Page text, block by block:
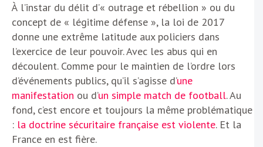
À l’instar du délit d’« outrage et rébellion » ou du
concept de « légitime défense », la loi de 2017
donne une extrême latitude aux policiers dans
l’exercice de leur pouvoir. Avec les abus qui en
découlent. Comme pour le maintien de l’ordre lors
d’événements publics, qu’il s’agisse d’une
manifestation ou d’un simple match de football. Au
fond, c’est encore et toujours la même problématique
: la doctrine sécuritaire française est violente. Et la
France en est fière.